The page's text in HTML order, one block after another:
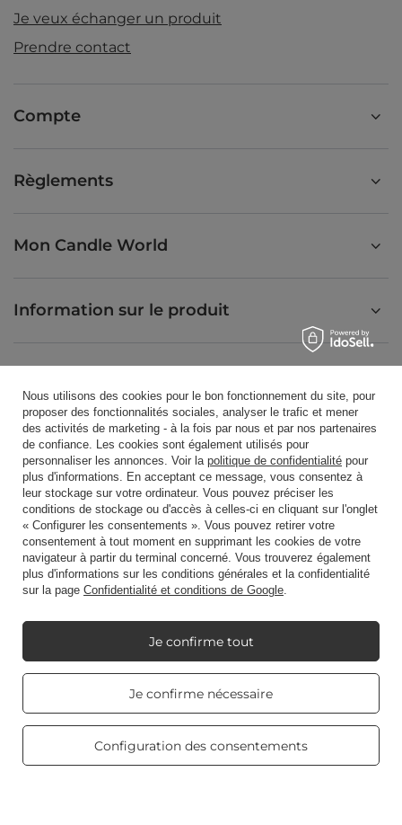
Je veux échanger un produit
Prendre contact
Compte
Règlements
Mon Candle World
Information sur le produit
Raccourci
Blog
Candle World,Tarnowska 23/2,61-323Poznań
Nous présentons des prix nets dans le magasin (hors TVA).
Copyright © Candle World 2016-2026 Tous droits réservés
Nous utilisons des cookies pour le bon fonctionnement du site, pour
proposer des fonctionnalités sociales, analyser le trafic et mener
des activités de marketing - à la fois par nous et par nos partenaires
de confiance. Les cookies sont également utilisés pour
personnaliser les annonces. Voir la politique de confidentialité pour
plus d'informations. En acceptant ce message, vous consentez à
leur stockage sur votre ordinateur. Vous pouvez préciser les
conditions de stockage ou d'accès à celles-ci en cliquant sur l'onglet
« Configurer les consentements ». Vous pouvez retirer votre
consentement à tout moment en supprimant les cookies de votre
navigateur à partir du terminal concerné. Vous trouverez également
plus d'informations sur les conditions générales et la confidentialité
sur la page Confidentialité et conditions de Google.
Je confirme nécessaire
Configuration des consentements
Je confirme tout